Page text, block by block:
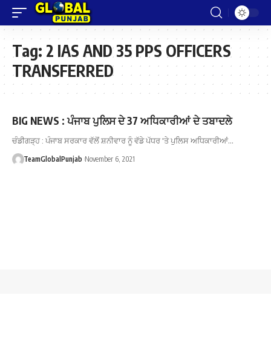
Tag: 2 IAS AND 35 PPS OFFICERS
TRANSFERRED
BIG NEWS : ਪੰਜਾਬ ਪੁਲਿਸ ਦੇ 37 ਅਧਿਕਾਰੀਆਂ ਦੇ ਤਬਾਦਲੇ
ਚੰਡੀਗੜ੍ਹ : ਪੰਜਾਬ ਸਰਕਾਰ ਵੱਲੋਂ ਸ਼ਨੀਵਾਰ ਨੂੰ ਵੱਡੇ ਪੱਧਰ 'ਤੇ ਪੁਲਿਸ ਅਧਿਕਾਰੀਆਂ…
TeamGlobalPunjab November 6, 2021